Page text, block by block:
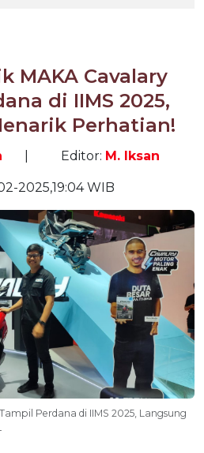
MAKA Cavalary
di IIMS 2025,
Perhatian!
Editor: M. Iksan
2025,19:04 WIB
Perdana di IIMS 2025, Langsung